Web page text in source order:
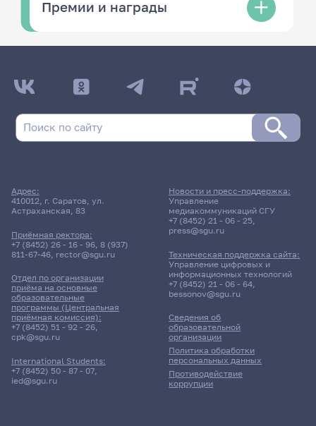
Премии и награды
Адрес:
410012, г. Саратов, ул.
Астраханская, 83
Приёмная ректора:
+7 (8452) 26 - 16 - 96, 8 (937)
811-67-46, rector@sgu.ru
Отдел по организации
приёма на основные
образовательные
программы (Центральная
приёмная комиссия):
+7 (8452) 51 - 92 - 26,
cpk@sgu.ru
International Students:
+7 (8452) 50 - 87 - 07,
ied@sgu.ru
Сведения об
образовательной
организации
Политика обработки
персональных данных
Противодействие
коррупции
Новости и пресс-поддержка:
Управление
медиакоммуникаций СГУ
+7 (8452) 21 - 06 - 25,
press@sgu.ru
Техническая поддержка сайта:
Управление цифровых и
информационных технологий
+7 (8452) 21 - 06 - 64,
bessonov@sgu.ru